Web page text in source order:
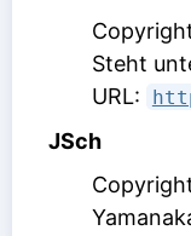
Steht
URL:
JSch